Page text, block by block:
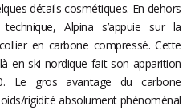
détails cosmétiques. En dehors
Alpina s’appuie sur la
en carbone compressé. Cette
en ski nordique fait son apparition
Le gros avantage du carbone
rigidité absolument phénoménal